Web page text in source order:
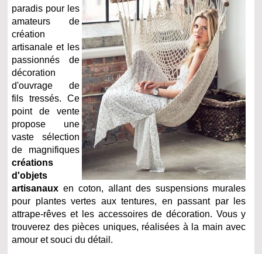
paradis pour les
amateurs de
création
artisanale et les
passionnés de
décoration
d'ouvrage de
fils tressés. Ce
point de vente
propose une
vaste sélection
de magnifiques
créations
d'objets
artisanaux en coton, allant des suspensions murales
pour plantes vertes aux tentures, en passant par les
attrape-rêves et les accessoires de décoration. Vous y
trouverez des pièces uniques, réalisées à la main avec
amour et souci du détail.